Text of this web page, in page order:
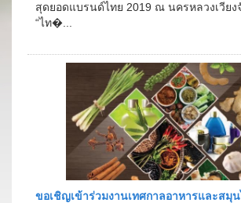
สุดยอดแบรนด์ไทย 2019 ณ นครหลวงเวีย
“ไท�...
ขอเชิญเข้าร่วมงานเทศกาลอาหารและสมุ